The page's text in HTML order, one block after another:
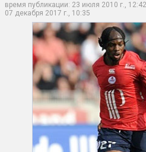
время публикации: 23 июля 2010 г.,
07 декабря 2017 г., 10:35